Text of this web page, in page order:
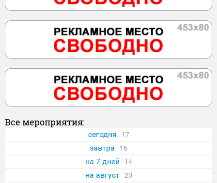
Все мероприятия:
сегодня 17
завтра 16
на 7 дней 14
на август 20